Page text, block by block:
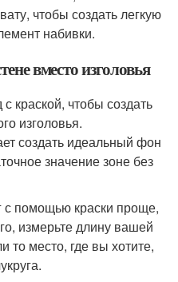
чтобы создать легкую
набивки.
вместо изголовья
краской, чтобы создать
изголовья.
создать идеальный фон
значение зоне без
с помощью краски проще,
измерьте длину вашей
то место, где вы хотите,